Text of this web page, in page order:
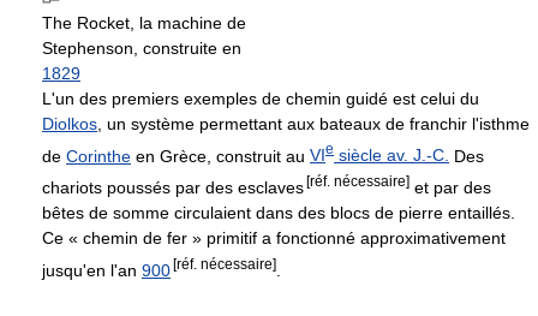
The Rocket, la machine de
Stephenson, construite en
1829
L'un des premiers exemples de chemin guidé est celui du
Diolkos , un système permettant aux bateaux de franchir l'isthme
de Corinthe en Grèce, construit au VIe siècle av. J.-C. Des
chariots poussés par des esclaves [réf. nécessaire] et par des
bêtes de somme circulaient dans des blocs de pierre entaillés.
Ce « chemin de fer » primitif a fonctionné approximativement
jusqu'en l'an 900 [réf. nécessaire]